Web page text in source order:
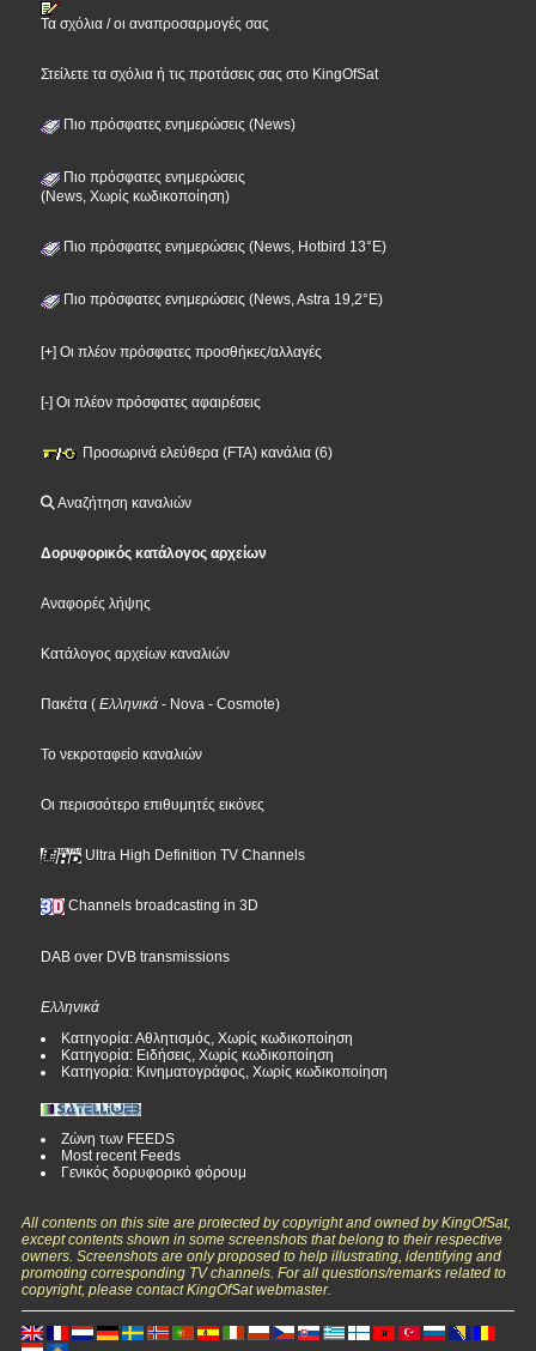
Τα σχόλια / οι αναπροσαρμογές σας
Στείλετε τα σχόλια ή τις προτάσεις σας στο KingOfSat
Πιο πρόσφατες ενημερώσεις (News)
Πιο πρόσφατες ενημερώσεις
(News, Χωρίς κωδικοποίηση)
Πιο πρόσφατες ενημερώσεις (News, Hotbird 13°E)
Πιο πρόσφατες ενημερώσεις (News, Astra 19,2°E)
[+] Οι πλέον πρόσφατες προσθήκες/αλλαγές
[-] Οι πλέον πρόσφατες αφαιρέσεις
Προσωρινά ελεύθερα (FTA) κανάλια (6)
Αναζήτηση καναλιών
Δορυφορικός κατάλογος αρχείων
Αναφορές λήψης
Κατάλογος αρχείων καναλιών
Πακέτα ( Ελληνικά - Nova - Cosmote)
Το νεκροταφείο καναλιών
Οι περισσότερο επιθυμητές εικόνες
Ultra High Definition TV Channels
Channels broadcasting in 3D
DAB over DVB transmissions
Ελληνικά
Κατηγορία: Αθλητισμός, Χωρίς κωδικοποίηση
Κατηγορία: Ειδήσεις, Χωρίς κωδικοποίηση
Κατηγορία: Κινηματογράφος, Χωρίς κωδικοποίηση
Ζώνη των FEEDS
Most recent Feeds
Γενικός δορυφορικό φόρουμ
All contents on this site are protected by copyright and owned by KingOfSat,
except contents shown in some screenshots that belong to their respective
owners. Screenshots are only proposed to help illustrating, identifying and
promoting corresponding TV channels. For all questions/remarks related to
copyright, please contact KingOfSat webmaster.